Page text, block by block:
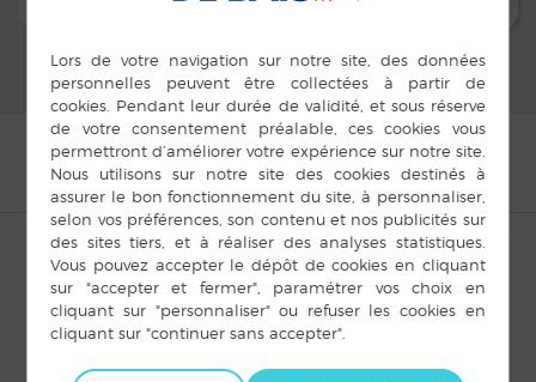
© Copyright Louvigné-de-Bais 2015 |Mentions légales|Plan du
Cookies | Accès privé